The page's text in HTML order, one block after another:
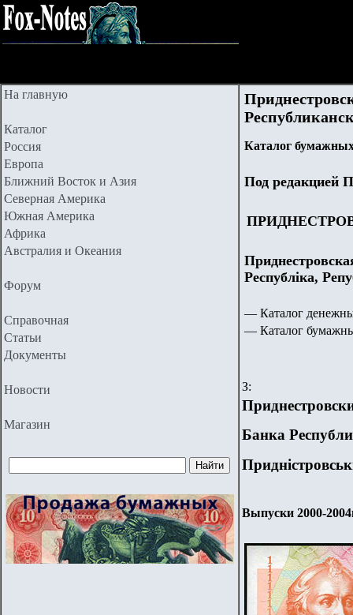
На главную
Каталог
Россия
Европа
Ближний Восток и Азия
Северная Америка
Южная Америка
Африка
Австралия и Океания
Форум
Справочная
Статьи
Документы
Новости
Магазин
Каталог
Под редакцией
Республіка,
— Каталог
— Каталог
З:
Банка
Выпуски 2000-